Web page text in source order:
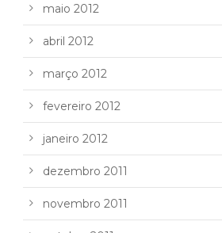
maio 2012
abril 2012
março 2012
fevereiro 2012
janeiro 2012
dezembro 2011
novembro 2011